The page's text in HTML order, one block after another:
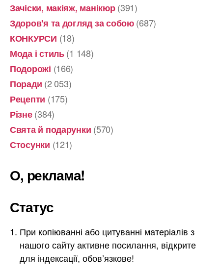
Зачіски, макіяж, манікюр(391)
Здоров'я та догляд за собою(687)
КОНКУРСИ (18)
Мода і стиль(1 148)
Подорожі (166)
Поради (2 053)
Рецепти (175)
Різне(384)
Свята й подарунки (570)
Стосунки (121)
О, реклама!
Статус
При копіюванні або цитуванні матеріалів з
нашого сайту активне посилання, відкрите
для індексації, обов’язкове!